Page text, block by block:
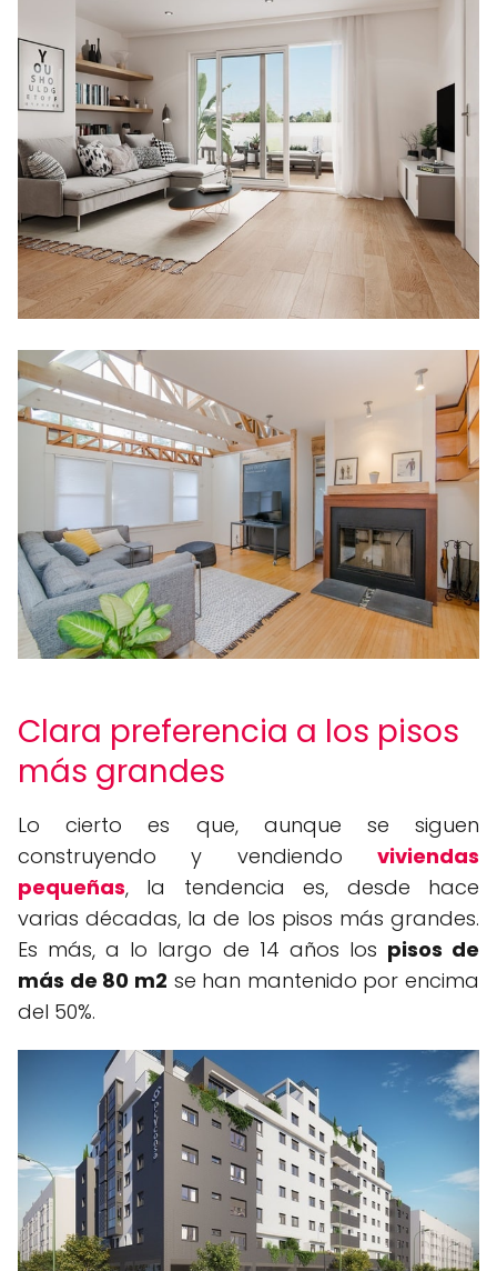
Clara preferencia a los pisos
más grandes
Lo cierto es que, aunque se siguen
construyendo y vendiendo viviendas
pequeñas, la tendencia es, desde hace
varias décadas, la de los pisos más grandes.
Es más, a lo largo de 14 años los pisos de
más de 80 m2 se han mantenido por encima
del 50%.